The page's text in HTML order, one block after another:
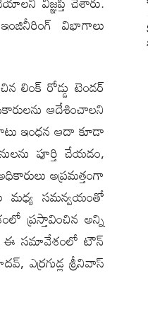
విభాగాలు
లింక్ రోడ్డు టెండర్
ఆదేశించాలని
ఇంధన ఆదా కూడా
పూర్తి చేయడం,
అప్రమత్తంగా
మధ్య సమన్వయంతో
ప్రస్తావించిన అన్ని
ఈ సమావేశంలో టౌన్
ఎర్రగుడ్ల శ్రీనివాస్